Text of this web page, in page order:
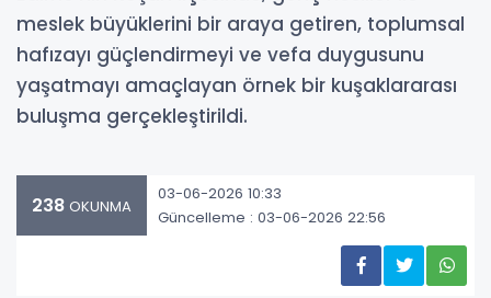
meslek büyüklerini bir araya getiren, toplumsal
hafızayı güçlendirmeyi ve vefa duygusunu
yaşatmayı amaçlayan örnek bir kuşaklararası
buluşma gerçekleştirildi.
238 OKUNMA
03-06-2026 10:33
Güncelleme : 03-06-2026 22:56